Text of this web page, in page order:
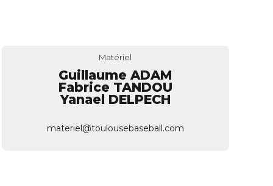
Matériel
Guillaume ADAM
Fabrice TANDOU
Yanael DELPECH
materiel@toulousebaseball.com